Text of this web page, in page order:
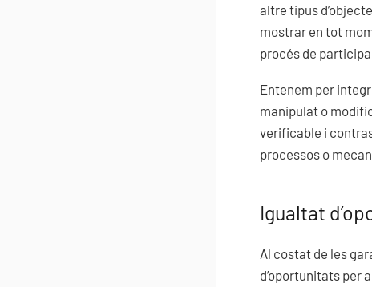
altre tipus
mostrar en tot
procés de
Entenem per
manipulat o
verificable i
processos o
Igualtat
Al costat de les
d’oportunitats per